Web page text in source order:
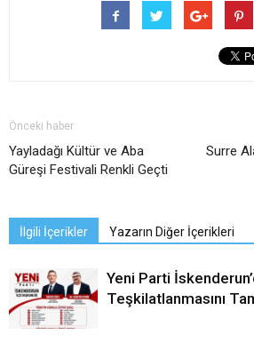
Önceki haber
Yayladağı Kültür ve Aba
Güreşi Festivali Renkli Geçti
Surre
İlgili İçerikler Yazarın Diğer İçerikleri
Yeni Parti
Teşkilatlanmasını